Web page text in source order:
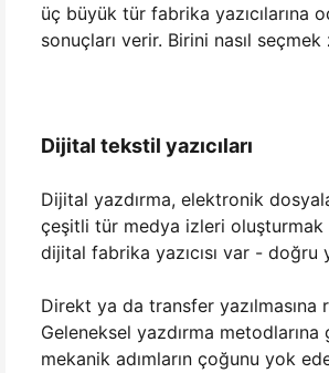
üç büyük tür fabrika yazıcılarına
sonuçları verir. Birini nasıl
Dijital tekstil yazıcıları
Dijital yazdırma, elektronik
çeşitli tür medya izleri
dijital fabrika yazıcısı var - doğru
Direkt ya da transfer yazılmasına
Geleneksel yazdırma
mekanik adımların çoğunu yok